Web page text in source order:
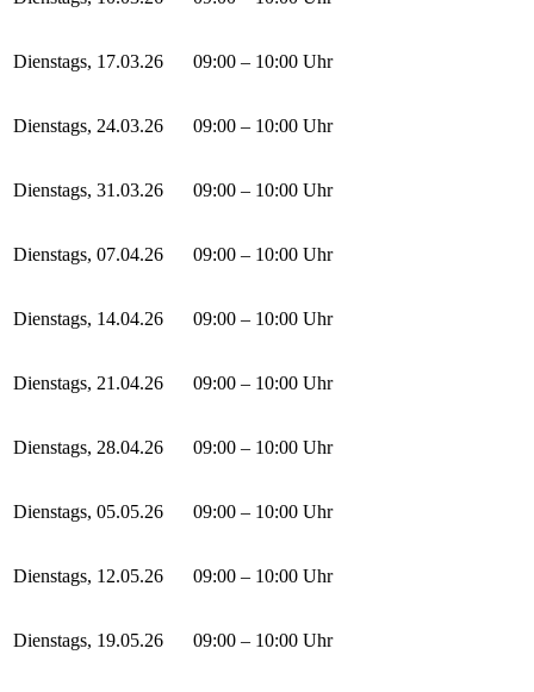
Dienstags, 17.03.26 09:00 – 10:00 Uhr
Dienstags, 24.03.26 09:00 – 10:00 Uhr
Dienstags, 31.03.26 09:00 – 10:00 Uhr
Dienstags, 07.04.26 09:00 – 10:00 Uhr
Dienstags, 14.04.26 09:00 – 10:00 Uhr
Dienstags, 21.04.26 09:00 – 10:00 Uhr
Dienstags, 28.04.26 09:00 – 10:00 Uhr
Dienstags, 05.05.26 09:00 – 10:00 Uhr
Dienstags, 12.05.26 09:00 – 10:00 Uhr
Dienstags, 19.05.26 09:00 – 10:00 Uhr